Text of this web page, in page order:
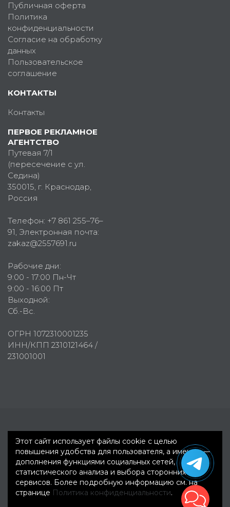
Публичная оферта
Политика
конфиденциальности
Согласие на обработку
данных
Пользовательское
соглашение
КОНТАКТЫ
Контакты
ПЕРВОЕ РЕКЛАМНОЕ
АГЕНТСТВО
Путевая 7/1
(пересечение с ул.
Седина)
350015, г. Краснодар,
Россия
Телефон: +7 861 255–76–
91, Электронная почта:
zakaz@2557691.ru
Рабочие дни:
9:00 - 17:00 Пн-Чт
9:00 - 16:00 Пт
Выходной:
Сб.-Вс.
ОГРН 1072310001235
ИНН/КПП 2310121464 /
231001001
Этот сайт использует файлы cookie с целью
повышения удобства для пользователя, а именно —
дополнения функциями социальных сетей,
статистического анализа и выбора сторонних
сервисов. Более подробную информацию см. на
странице Политика конфиденциальности.